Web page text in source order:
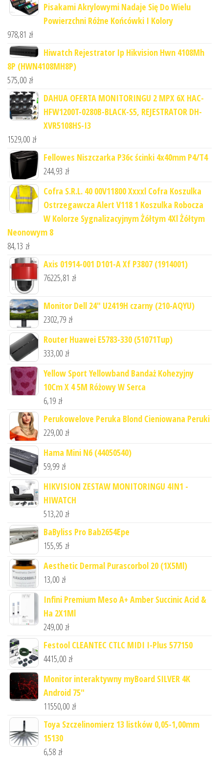
Pisakami Akrylowymi Nadaje Się Do Wielu
Powierzchni Różne Końcówki I Kolory
978,81 zł
Hiwatch Rejestrator Ip Hikvision Hwn 4108Mh
8P (HWN4108MH8P)
575,00 zł
DAHUA OFERTA MONITORINGU 2 MPX 6X HAC-
HFW1200T-0280B-BLACK-S5, REJESTRATOR DH-
XVR5108HS-I3
1529,00 zł
Fellowes Niszczarka P36c ścinki 4x40mm P4/T4
244,93 zł
Cofra S.R.L. 40 00V11800 Xxxxl Cofra Koszulka
Ostrzegawcza Alert V118 1 Koszulka Robocza
W Kolorze Sygnalizacyjnym Żółtym 4Xl Żółtym
Neonowym 8
84,13 zł
Axis 01914-001 D101-A Xf P3807 (1914001)
76225,81 zł
Monitor Dell 24" U2419H czarny (210-AQYU)
2302,79 zł
Router Huawei E5783-330 (51071Tup)
333,00 zł
Yellow Sport Yellowband Bandaż Kohezyjny
10Cm X 4 5M Różowy W Serca
6,19 zł
Perukowelove Peruka Blond Cieniowana Peruki
229,00 zł
Hama Mini N6 (44050540)
59,99 zł
HIKVISION ZESTAW MONITORINGU 4IN1 -
HIWATCH
513,20 zł
BaByliss Pro Bab2654Epe
155,95 zł
Aesthetic Dermal Purascorbol 20 (1X5Ml)
13,00 zł
Infini Premium Meso A+ Amber Succinic Acid &
Ha 2X1Ml
249,00 zł
Festool CLEANTEC CTLC MIDI I-Plus 577150
4415,00 zł
Monitor interaktywny myBoard SILVER 4K
Android 75"
11550,00 zł
Toya Szczelinomierz 13 listków 0,05-1,00mm
15130
6,58 zł